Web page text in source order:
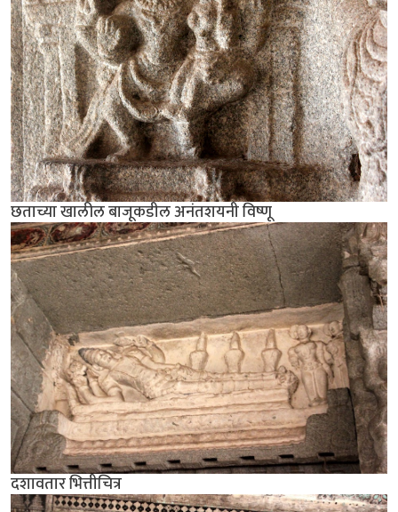
छताच्या खालील बाजूकडील अनंतशयनी विष्णू
दशावतार भित्तीचित्र